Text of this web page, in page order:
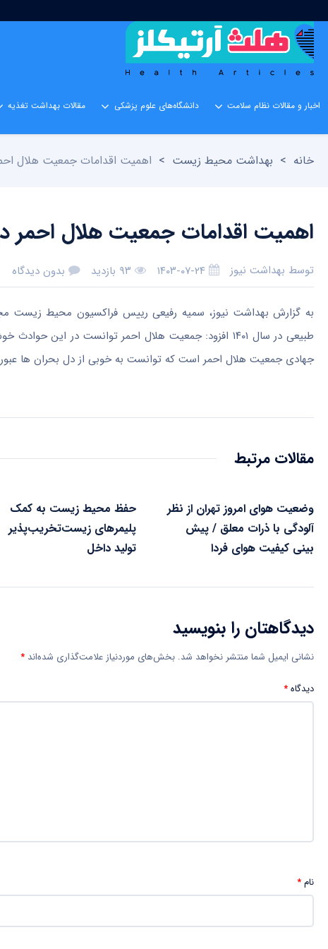
اخبار و مقالات نظام سلامت دانشگاه‌های علوم پزشکی مقالات بهداشت تغذیه
خانه > بهداشت محیط زیست > اهمیت اقدامات جمعیت هلال
اهمیت اقدامات جمعیت هلال احمر
توسط بهداشت نیوز ۱۴۰۳-۰۷-۲۴ ۹۳ بازدید بدون دیدگاه
به گزارش بهداشت نیوز، سمیه رفیعی رییس فراکسیون محیط زیست
طبیعی در سال ۱۴۰۱ افزود: جمعیت هلال احمر توانست در
جهادی جمعیت هلال احمر است که توانست به خوبی از دل بحران ها
مقالات مرتبط
وضعیت هوای امروز تهران از نظر
آلودگی با ذرات معلق / پیش
بینی کیفیت هوای فردا
حفظ محیط زیست به کمک
پلیمرهای زیست‌تخریب‌پذیر
تولید داخل
دیدگاهتان را بنویسید
نشانی ایمیل شما منتشر نخواهد شد. بخش‌های موردنیاز علامت‌گذاری شده‌اند *
دیدگاه*
نام*